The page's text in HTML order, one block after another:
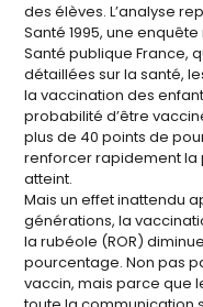
des élèves. L’analyse
Santé 1995, une
Santé publique France,
détaillées sur la santé,
la vaccination des
probabilité d’être
plus de 40 points de
renforcer rapidement la
atteint.
Mais un effet inattendu
générations, la
la rubéole (ROR)
pourcentage. Non pas
vaccin, mais parce que